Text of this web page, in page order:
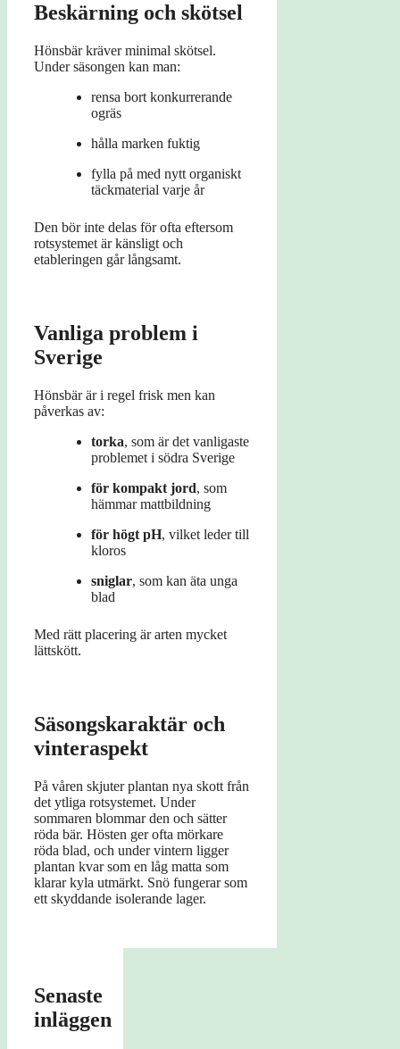
Beskärning och skötsel
Hönsbär kräver minimal skötsel.
Under säsongen kan man:
rensa bort konkurrerande
ogräs
hålla marken fuktig
fylla på med nytt organiskt
täckmaterial varje år
Den bör inte delas för ofta eftersom
rotsystemet är känsligt och
etableringen går långsamt.
Vanliga problem i
Sverige
Hönsbär är i regel frisk men kan
påverkas av:
torka, som är det vanligaste
problemet i södra Sverige
för kompakt jord, som
hämmar mattbildning
för högt pH, vilket leder till
kloros
sniglar, som kan äta unga
blad
Med rätt placering är arten mycket
lättskött.
Säsongskaraktär och
vinteraspekt
På våren skjuter plantan nya skott från
det ytliga rotsystemet. Under
sommaren blommar den och sätter
röda bär. Hösten ger ofta mörkare
röda blad, och under vintern ligger
plantan kvar som en låg matta som
klarar kyla utmärkt. Snö fungerar som
ett skyddande isolerande lager.
Senaste
inläggen